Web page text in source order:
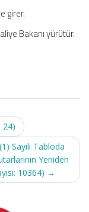
girer.
Bakanı yürütür.
24)
Sayılı Tabloda
Yeniden
10364) →